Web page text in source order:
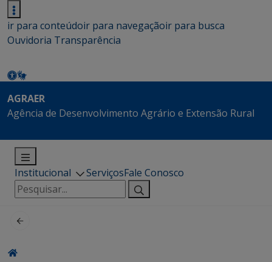
ir para conteúdoir para navegaçãoir para busca
Ouvidoria Transparência
AGRAER
Agência de Desenvolvimento Agrário e Extensão Rural
Institucional ServiçosFale Conosco
Pesquisar
por: